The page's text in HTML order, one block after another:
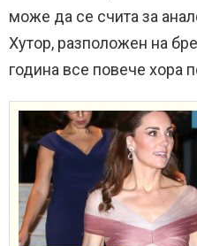
може да се счита за
Хутор, разположен на
година все повече хора